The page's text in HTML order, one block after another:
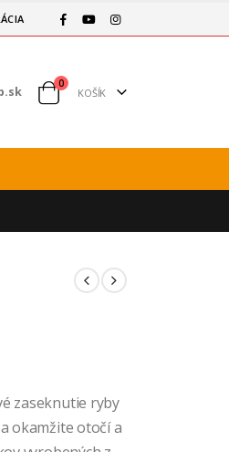
0
KOŠÍK
zaseknutie ryby
okamžite otočí a